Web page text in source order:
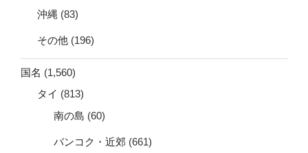
沖縄 (83)
その他 (196)
国名 (1,560)
タイ (813)
南の島 (60)
バンコク・近郊 (661)